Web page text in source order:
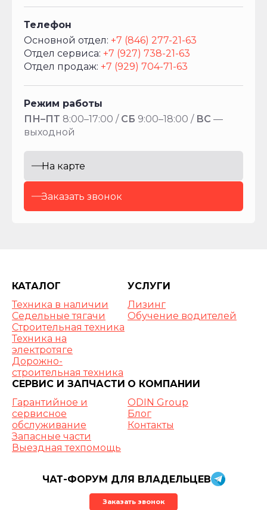
Телефон
Основной отдел: +7 (846) 277-21-63
Отдел сервиса: +7 (927) 738-21-63
Отдел продаж: +7 (929) 704-71-63
Режим работы
ПН–ПТ 8:00–17:00 / СБ 9:00–18:00 / ВС —
выходной
На карте
Заказать звонок
КАТАЛОГ
Техника в наличии
Седельные тягачи
Строительная техника
Техника на
электротяге
Дорожно-
строительная техника
УСЛУГИ
Лизинг
Обучение водителей
СЕРВИС И ЗАПЧАСТИ
Гарантийное и
сервисное
обслуживание
Запасные части
Выездная техпомощь
О КОМПАНИИ
ODIN Group
Блог
Контакты
ЧАТ-ФОРУМ ДЛЯ ВЛАДЕЛЬЦЕВ
Заказать звонок